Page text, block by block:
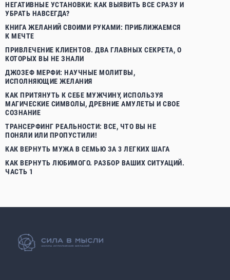
НЕГАТИВНЫЕ УСТАНОВКИ: КАК ВЫЯВИТЬ ВСЕ СРАЗУ И
УБРАТЬ НАВСЕГДА?
КНИГА ЖЕЛАНИЙ СВОИМИ РУКАМИ: ПРИБЛИЖАЕМСЯ
К МЕЧТЕ
ПРИВЛЕЧЕНИЕ КЛИЕНТОВ. ДВА ГЛАВНЫХ СЕКРЕТА, О
КОТОРЫХ ВЫ НЕ ЗНАЛИ
ДЖОЗЕФ МЕРФИ: НАУЧНЫЕ МОЛИТВЫ,
ИСПОЛНЯЮЩИЕ ЖЕЛАНИЯ
КАК ПРИТЯНУТЬ К СЕБЕ МУЖЧИНУ, ИСПОЛЬЗУЯ
МАГИЧЕСКИЕ СИМВОЛЫ, ДРЕВНИЕ АМУЛЕТЫ И СВОЕ
СОЗНАНИЕ
ТРАНСЕРФИНГ РЕАЛЬНОСТИ: ВСЕ, ЧТО ВЫ НЕ
ПОНЯЛИ ИЛИ ПРОПУСТИЛИ!
КАК ВЕРНУТЬ МУЖА В СЕМЬЮ ЗА 3 ЛЕГКИХ ШАГА
КАК ВЕРНУТЬ ЛЮБИМОГО. РАЗБОР ВАШИХ СИТУАЦИЙ.
ЧАСТЬ 1